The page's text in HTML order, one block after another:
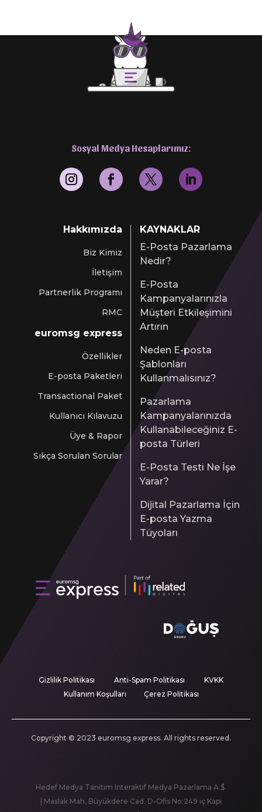
Hakkımızda
Biz Kimiz
İletişim
Partnerlik Programı
RMC
euromsg express
Özellikler
E-posta Paketleri
Transactional Paket
Kullanıcı Kılavuzu
Üye & Rapor
Sıkça Sorulan Sorular
Sosyal Medya Hesaplarımız:
KAYNAKLAR
E-Posta Pazarlama
Nedir?
E-Posta
Kampanyalarınızla
Müşteri Etkileşimini
Artırın
Neden E-posta
Şablonları
Kullanmalısınız?
Pazarlama
Kampanyalarınızda
Kullanabileceğiniz E-
posta Türleri
E-Posta Testi Ne İşe
Yarar?
Dijital Pazarlama İçin
E-posta Yazma
Tüyoları
Gizlilik Politikası Anti-Spam Politikası
KVKK
Kullanım Koşulları
Çerez Politikası
Copyright © 2023 euromsg express. All rights reserved.
Hedef Medya Tanitim Interaktif Medya Pazarlama A.$.
| Maslak Mah, Büyükdere Cad. D-Ofis No:249 iç Kapi